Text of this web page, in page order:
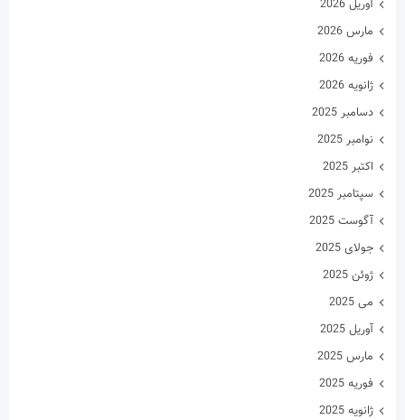
جولای 2025
ژوئن 2025
می 2025
آوریل 2025
مارس 2025
فوریه 2025
ژانویه 2025
دسامبر 2024
نوامبر 2024
اکتبر 2024
سپتامبر 2024
آگوست 2024
جولای 2024
ژوئن 2024
می 2024